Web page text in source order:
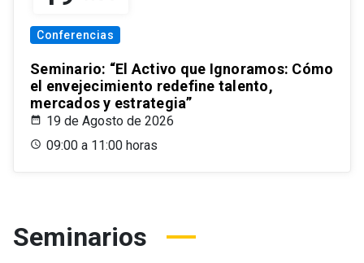
Conferencias
Seminario: “El Activo que Ignoramos: Cómo
el envejecimiento redefine talento,
mercados y estrategia”
19 de Agosto de 2026
09:00 a 11:00 horas
Seminarios